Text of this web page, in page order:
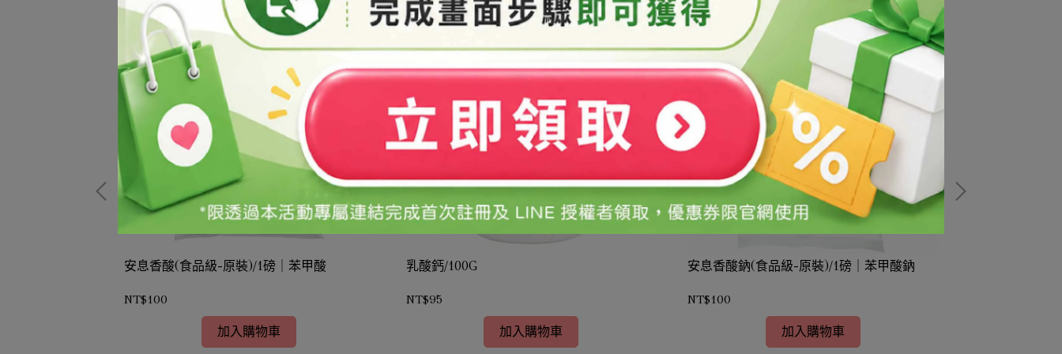
安息香酸(食品級-原裝)/1磅｜苯甲酸
NT$100
加入購物車
乳酸鈣/100G
NT$95
加入購物車
安息香酸鈉(食品級-原裝)/1磅｜苯甲酸鈉
NT$100
加入購物車